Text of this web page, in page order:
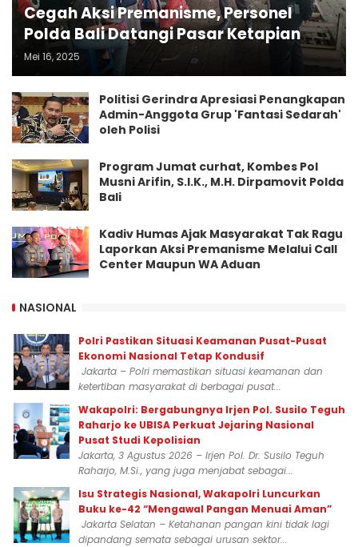
Cegah Aksi Premanisme, Personel
Polda Bali Datangi Pasar Ketapian
Mei 16, 2025
Politisi Gerindra Apresiasi Penangkapan
Admin-Anggota Grup 'Fantasi Sedarah'
oleh Polisi
Program Jumat curhat, Kombes Pol
Musni Arifin, S.I.K., M.H. Dirpamovit Polda
Bali
Kadiv Humas Ajak Masyarakat Tak Ragu
Laporkan Aksi Premanisme Melalui Call
Center Maupun WA Aduan
NASIONAL
Polri Pastikan Situasi Keamanan Pusat-Pusat
Ekonomi Nasional Tetap Kondusif
Jakarta – Polri memastikan situasi keamanan dan
ketertiban masyarakat di berbagai pusat...
Wakapolri: Bergabungnya Irjen Pol. Susilo Teguh
Raharjo ke UBISA Perkuat Jejaring Nasional
Pusat Studi Kepolisian
Jakarta, 3 Agustus 2026 – Irjen Pol. Dr. Susilo Teguh
Raharjo, M.Si., yang juga menjabat sebagai...
Isu Strategis Nasional, Wakapolri Luncurkan
Buku ke-42 “Mengawal Pangan Menuai Aman”
Jakarta Selatan – Ketahanan pangan kini tidak lagi
dipandang semata sebagai urusan sektor...